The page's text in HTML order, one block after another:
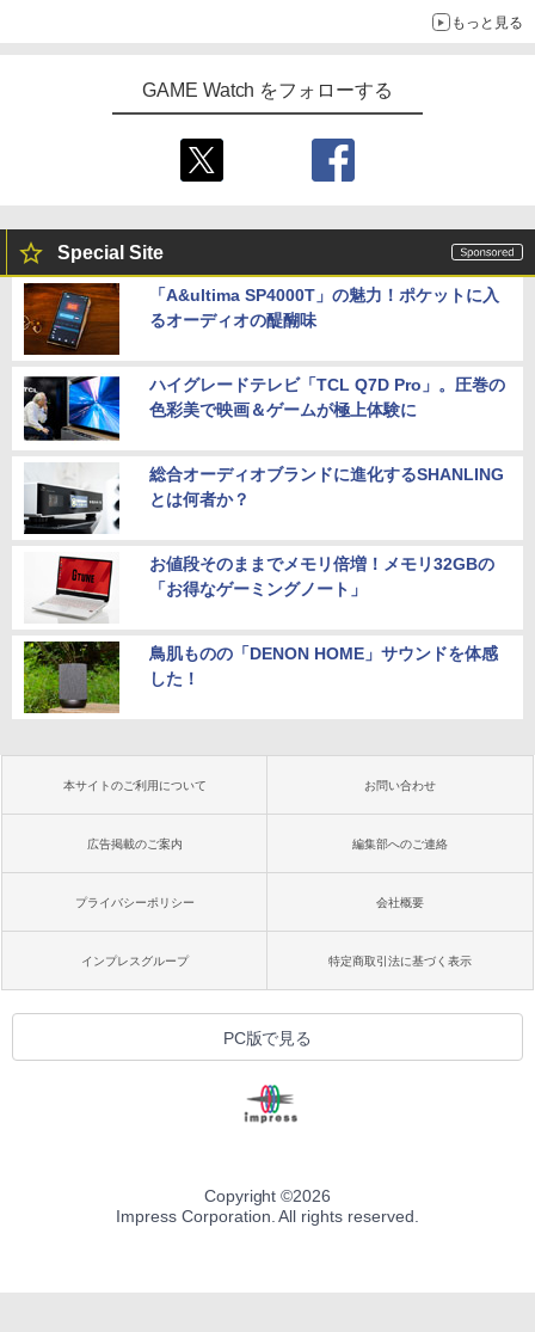
もっと見る
GAME Watch をフォローする
Special Site
「A&ultima SP4000T」の魅力！ポケットに入
るオーディオの醍醐味
ハイグレードテレビ「TCL Q7D Pro」。圧巻の
色彩美で映画＆ゲームが極上体験に
総合オーディオブランドに進化するSHANLING
とは何者か？
お値段そのままでメモリ倍増！メモリ32GBの
「お得なゲーミングノート」
鳥肌ものの「DENON HOME」サウンドを体感
した！
本サイトのご利用について お問い合わせ
広告掲載のご案内 編集部へのご連絡
プライバシーポリシー 会社概要
インプレスグループ 特定商取引法に基づく表示
PC版で見る
Copyright ©2026
Impress Corporation. All rights reserved.